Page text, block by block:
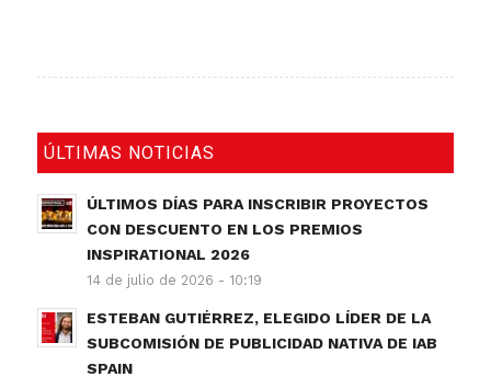
ÚLTIMAS NOTICIAS
ÚLTIMOS DÍAS PARA INSCRIBIR PROYECTOS
CON DESCUENTO EN LOS PREMIOS
INSPIRATIONAL 2026
14 de julio de 2026 - 10:19
ESTEBAN GUTIÉRREZ, ELEGIDO LÍDER DE LA
SUBCOMISIÓN DE PUBLICIDAD NATIVA DE IAB
SPAIN